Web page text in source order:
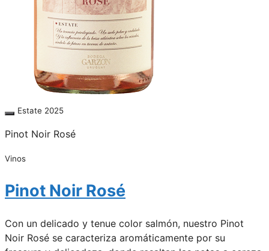
Estate 2025
Pinot Noir Rosé
Vinos
Pinot Noir Rosé
Con un delicado y tenue color salmón, nuestro Pinot
Noir Rosé se caracteriza aromáticamente por su